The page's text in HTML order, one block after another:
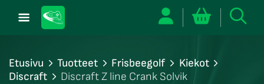
Etusivu Tuotteet Frisbeegolf
Kiekot
Discraft
Discraft Z line Crank Solvik